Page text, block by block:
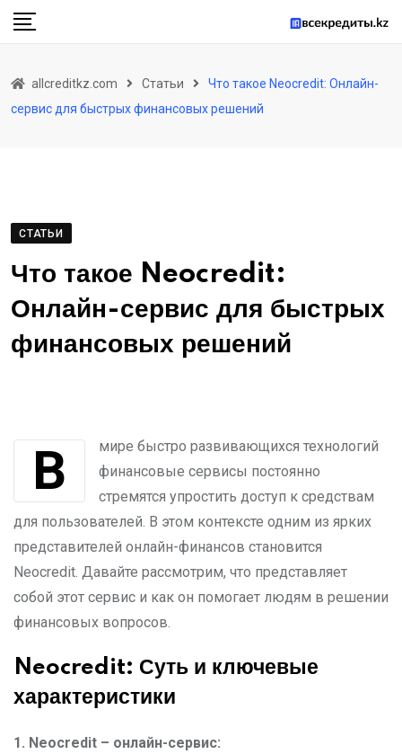
Skip
allcreditkz.com Статьи
Что такое Neocredit: Онлайн-
сервис для быстрых финансовых решений
СТАТЬИ
Что такое Neocredit:
Онлайн-сервис для быстрых
финансовых решений
В мире быстро развивающихся технологий
финансовые сервисы постоянно
стремятся упростить доступ к средствам
для пользователей. В этом контексте одним из ярких
представителей онлайн-финансов становится
Neocredit. Давайте рассмотрим, что представляет
собой этот сервис и как он помогает людям в решении
финансовых вопросов.
Neocredit: Суть и ключевые
характеристики
1. Neocredit – онлайн-сервис: